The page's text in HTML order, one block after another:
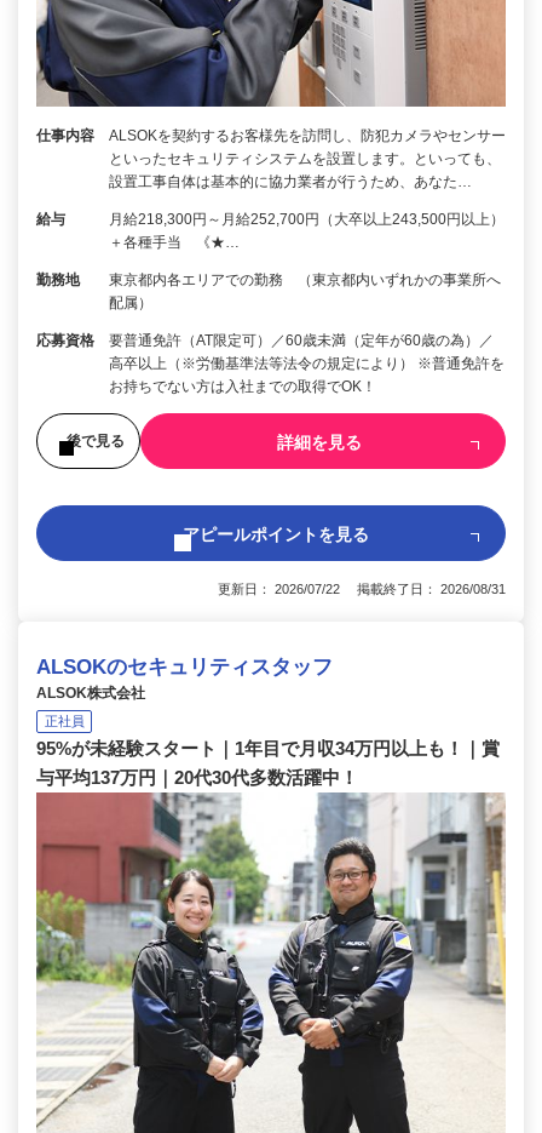
仕事内容
ALSOKを契約するお客様先を訪問し、防犯カメラやセンサー
といったセキュリティシステムを設置します。といっても、
設置工事自体は基本的に協力業者が行うため、あなた…
給与
月給218,300円～月給252,700円（大卒以上243,500円以上）
＋各種手当 《★…
勤務地
東京都内各エリアでの勤務 （東京都内いずれかの事業所へ
配属）
応募資格
要普通免許（AT限定可）／60歳未満（定年が60歳の為）／
高卒以上（※労働基準法等法令の規定により） ※普通免許を
お持ちでない方は入社までの取得でOK！
後で見る 詳細を見る
アピールポイントを見る
更新日： 2026/07/22 掲載終了日： 2026/08/31
ALSOKのセキュリティスタッフ
ALSOK株式会社
正社員
95%が未経験スタート｜1年目で月収34万円以上も！｜賞
与平均137万円｜20代30代多数活躍中！